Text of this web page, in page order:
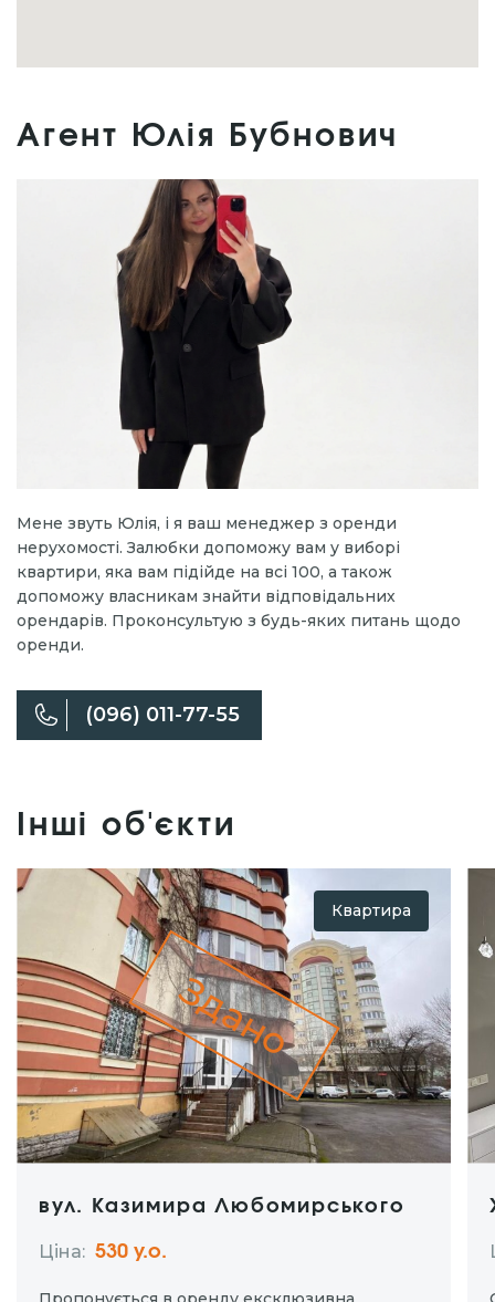
Агент Юлія Бубнович
Мене звуть Юлія, і я ваш менеджер з оренди
нерухомості. Залюбки допоможу вам у виборі
квартири, яка вам підійде на всі 100, а також
допоможу власникам знайти відповідальних
орендарів. Проконсультую з будь-яких питань щодо
оренди.
(096) 011-77-55
Інші об'єкти
Квартира
Здано
вул. Казимира Любомирського
Ціна: 530 y.о.